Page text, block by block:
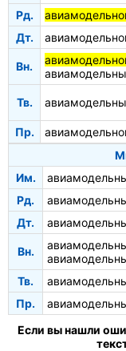
Рд.
Дт.
Вн.
Тв.
Пр.
Им.
Рд.
Дт.
Вн.
Тв.
Пр.
Если вы нашли